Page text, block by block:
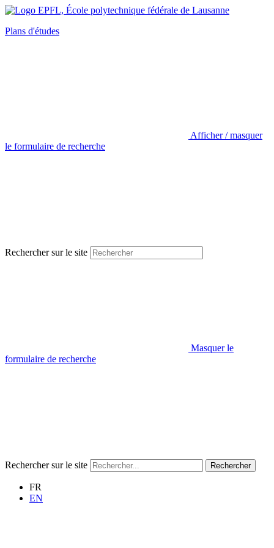
Plans d'études
Afficher / masquer
le formulaire de recherche
Rechercher sur le site
Masquer le
formulaire de recherche
Rechercher sur le site Rechercher
FR
EN